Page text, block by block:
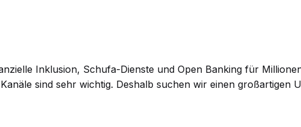
Inklusion, Schufa-Dienste und Open Banking für
sind sehr wichtig. Deshalb suchen wir einen großartigen